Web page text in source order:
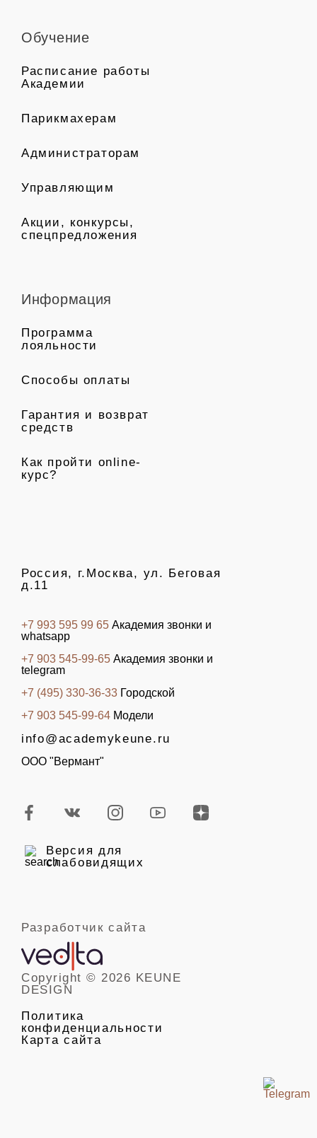
Обучение
Расписание работы
Академии
Парикмахерам
Администраторам
Управляющим
Акции, конкурсы,
спецпредложения
Информация
Программа
лояльности
Способы оплаты
Гарантия и возврат
средств
Как пройти online-
курс?
Россия, г.Москва, ул. Беговая
д.11
+7 993 595 99 65 Академия звонки и
whatsapp
+7 903 545-99-65 Академия звонки и
telegram
+7 (495) 330-36-33 Городской
+7 903 545-99-64 Модели
info@academykeune.ru
ООО "Вермант"
Версия для
слабовидящих
Разработчик сайта
Copyright © 2026 KEUNE
DESIGN
Политика
конфиденциальности
Карта сайта